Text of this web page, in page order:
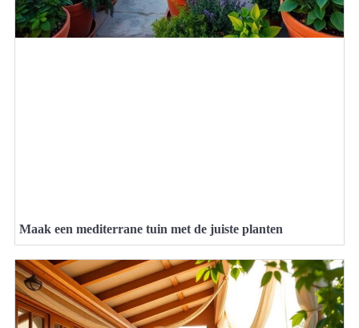
Maak een mediterrane tuin met de juiste planten